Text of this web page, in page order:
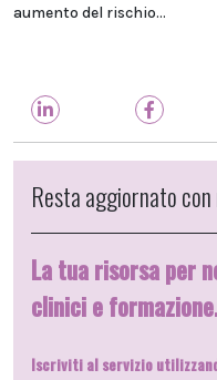
aumento del rischio...
Resta aggiornato con
La tua risorsa per
clinici e
Iscriviti al servizio